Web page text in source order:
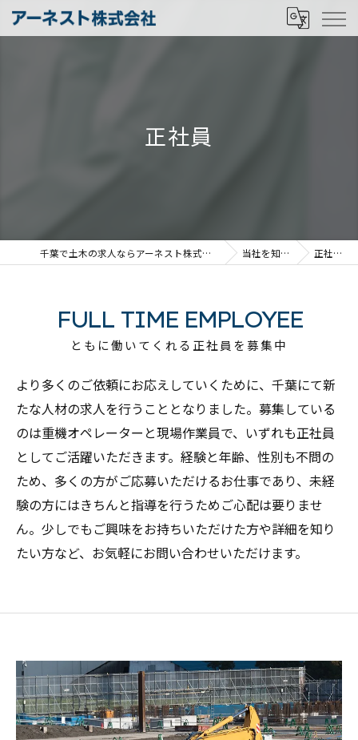
正社員
千葉で土木の求人ならアーネスト株式会社 当社を知る 正社員
ともに働いてくれる正社員を募集中
FULL TIME EMPLOYEE
より多くのご依頼にお応えしていくために、千葉にて新
たな人材の求人を行うこととなりました。募集している
のは重機オペレーターと現場作業員で、いずれも正社員
としてご活躍いただきます。経験と年齢、性別も不問の
ため、多くの方がご応募いただけるお仕事であり、未経
験の方にはきちんと指導を行うためご心配は要りませ
ん。少しでもご興味をお持ちいただけた方や詳細を知り
たい方など、お気軽にお問い合わせいただけます。